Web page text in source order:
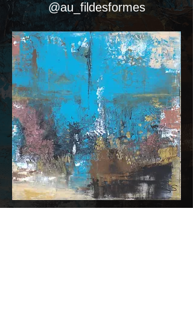
@au_fildesformes